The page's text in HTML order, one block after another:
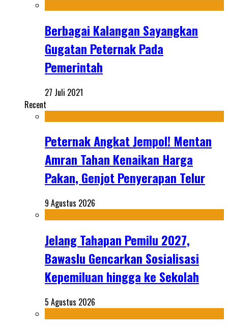
Berbagai Kalangan Sayangkan
Gugatan Peternak Pada
Pemerintah
27 Juli 2021
Recent
Peternak Angkat Jempol! Mentan
Amran Tahan Kenaikan Harga
Pakan, Genjot Penyerapan Telur
9 Agustus 2026
Jelang Tahapan Pemilu 2027,
Bawaslu Gencarkan Sosialisasi
Kepemiluan hingga ke Sekolah
5 Agustus 2026